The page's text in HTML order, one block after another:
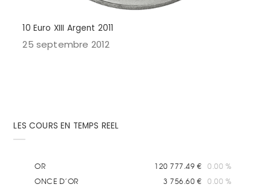
10 Euro XIII Argent 2011
25 septembre 2012
LES COURS EN TEMPS REEL